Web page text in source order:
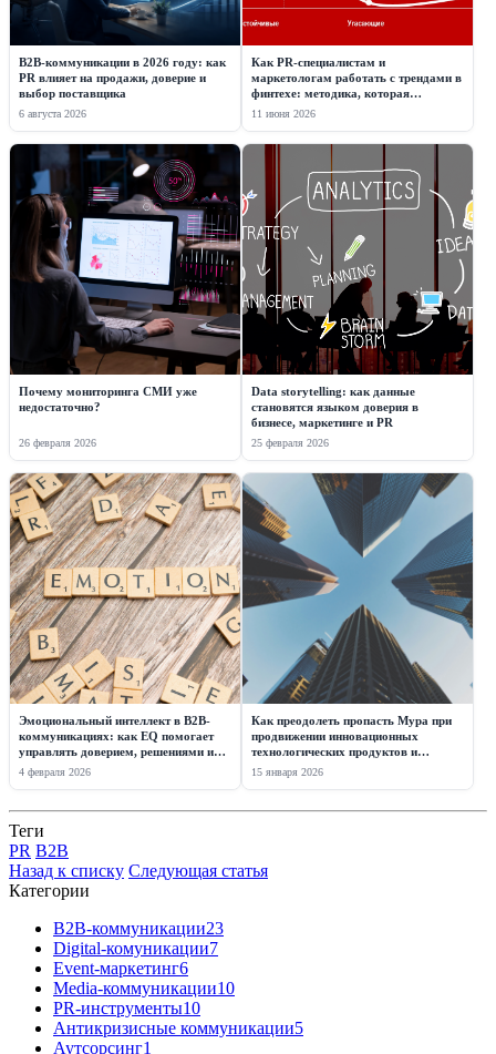
B2B-коммуникации в 2026 году: как
PR влияет на продажи, доверие и
выбор поставщика
6 августа 2026
Как PR-специалистам и
маркетологам работать с трендами в
финтехе: методика, которая
дополнит вашу профессиональную
11 июня 2026
Почему мониторинга СМИ уже
недостаточно?
26 февраля 2026
Data storytelling: как данные
становятся языком доверия в
бизнесе, маркетинге и PR
25 февраля 2026
Эмоциональный интеллект в B2B-
коммуникациях: как EQ помогает
управлять доверием, решениями и
репутацией
4 февраля 2026
Как преодолеть пропасть Мура при
продвижении инновационных
технологических продуктов и
стартапов
15 января 2026
Теги
PR B2B
Назад к списку Следующая статья
Категории
B2B-коммуникации23
Digital-комуникации7
Event-маркетинг6
Media-коммуникации10
PR-инструменты10
Антикризисные коммуникации5
Аутсорсинг1